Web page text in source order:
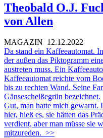
Theobald O.J.
von Allen
MAGAZIN 12.12.2022
Da stand ein Kaffeeautomat.
der außen das Piktogramm
austreten muss. Ein
Kaffeeautomat reichte vom
bis zu rechten Wand. Seine
Gänsescheißegrün bezeichnet.
Gut, man hatte mich gewarnt.
hier, hieß es, sie hätten das
verdient, aber man müsse sie
mitzureden. >>